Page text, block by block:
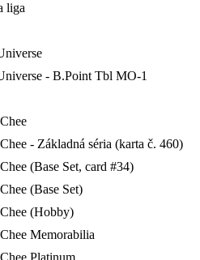
liga
- B.Point Tbl MO-1
- Základná séria (karta č. 460)
(Base Set, card #34)
(Base Set)
(Hobby)
Memorabilia
Platinum